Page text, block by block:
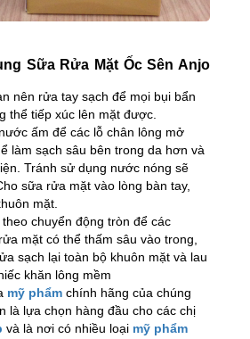
Sữa Rửa Mặt Ốc Sên Anjo
nên rửa tay sạch để mọi bụi bẩn
thể tiếp xúc lên mặt được.
ấm để các lỗ chân lông mở
làm sạch sâu bên trong da hơn và
Tránh sử dụng nước nóng sẽ
sữa rửa mặt vào lòng bàn tay,
mặt.
chuyển động tròn để các
mặt có thể thấm sâu vào trong,
sạch lại toàn bộ khuôn mặt và lau
khăn lông mềm
mỹ phẩm chính hãng của chúng
là lựa chọn hàng đầu cho các chị
và là nơi có nhiều loại mỹ phẩm